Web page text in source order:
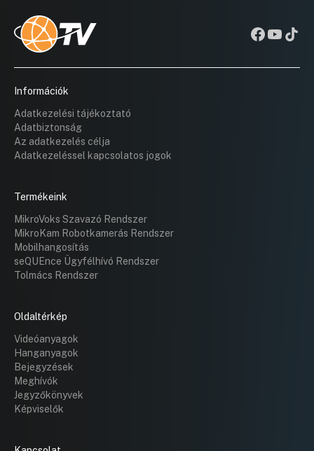
Információk
Adatkezelési tájékoztató
Adatbiztonság
Az adatkezelés célja
Adatkezeléssel kapcsolatos jogok
Termékeink
MikroVoks Szavazó Rendszer
MikroKam Robotkamerás Rendszer
Mobilhangosítás
seQUEnce Ügyfélhívó Rendszer
Tolmács Rendszer
Oldaltérkép
Videóanyagok
Hanganyagok
Bejegyzések
Meghívók
Jegyzőkönyvek
Képviselők